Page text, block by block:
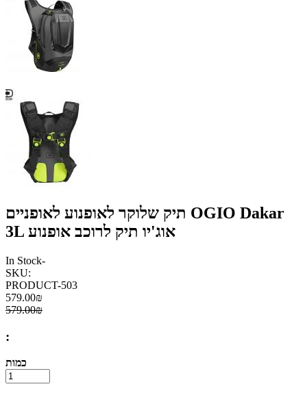
תיק שלוקר לאופנוע לאופניים OGIO Dakar
3L אוג'יו תיק לרוכב אופנוע
In Stock-
SKU:
PRODUCT-503
579.00₪
579.00₪
:
כמות